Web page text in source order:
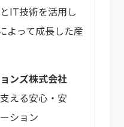
IT技術を活用し
よって成長した産
ンズ株式会社
える安心・安
ション